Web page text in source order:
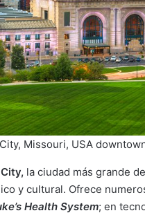
Missouri, USA
la ciudad más grande
y cultural. Ofrece
Health System; en